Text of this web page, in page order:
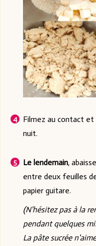
Filmez au contact
nuit.
Le lendemain,
entre deux feuilles
papier guitare.
(N'hésitez pas à la
pendant quelques
La pâte sucrée